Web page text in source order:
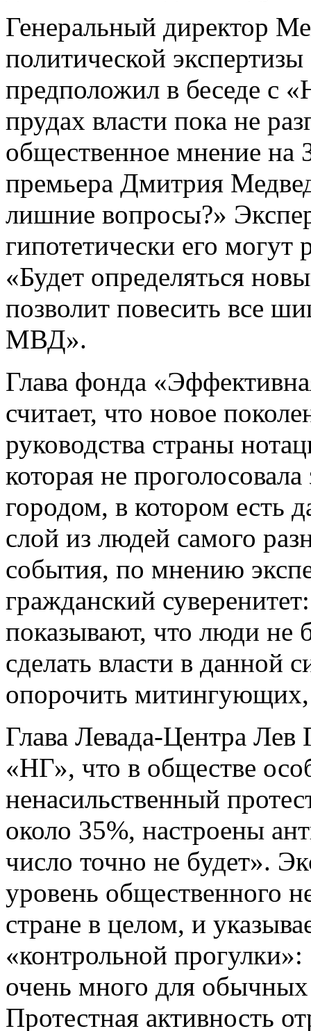
Генеральный директор
политической
предположил в беседе с
прудах власти пока не
общественное мнение на
премьера Дмитрия
лишние вопросы?»
гипотетически его могут
«Будет определяться
позволит повесить все
МВД».
Глава фонда
считает, что новое
руководства страны
которая не
городом, в котором есть
слой из людей самого
события, по мнению
гражданский
показывают, что люди не
сделать власти в данной
опорочить
Глава Левада-Центра Лев
«НГ», что в обществе
ненасильственный
около 35%, настроены
число точно не будет».
уровень общественного
стране в целом, и
«контрольной
очень много для
Протестная активность